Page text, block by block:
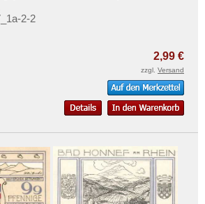
2-2
2,99 €
zzgl. Versand